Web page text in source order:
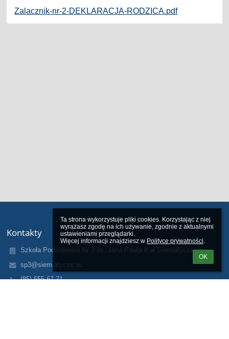
Ta strona wykorzystuje pliki cookies. Korzystając z niej
wyrażasz zgodę na ich używanie, zgodnie z aktualnymi
ustawieniami przeglądarki.
Więcej informacji znajdziesz w Polityce prywatności.
OK
Zalacznik-nr-2-DEKLARACJA-RODZICA.pdf
Kontakty
Szkoła Podstawowa Nr 3 im. Jana Pawła II w Siemiatyczach
sp3@siemiatycze.eu
(85) 655 67 71